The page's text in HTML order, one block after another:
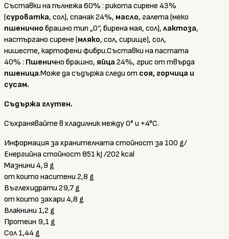
Съставки на пълнежа 60% : рикота сирене 43%
(суроватка, сол), спанак 24%, масло, галета (меко
пшенично брашно тип „0“, бирена мая, сол), лактоза,
настъргано сирене (мляко, сол, сирище), сол,
нишесте, картофени фибри.Съставки на пастата
40% : Пшенично брашно, яйца 24%, грис от твърда
пшеница.Може да съдържа следи от соя, горчица и
сусам.
Съдържа глутен.
Съхранявайте в хладилник между 0° и +4°C.
Информация за хранителната стойност за 100 g/
Енергийна стойност 851 kJ /202 kcal
Мазнини 4,9 g
от които наситени 2,8 g
Въглехидрати 29,7 g
от които захари 4,8 g
Влакнини 1,2 g
Протеин 9,1 g
Сол 1,44 g